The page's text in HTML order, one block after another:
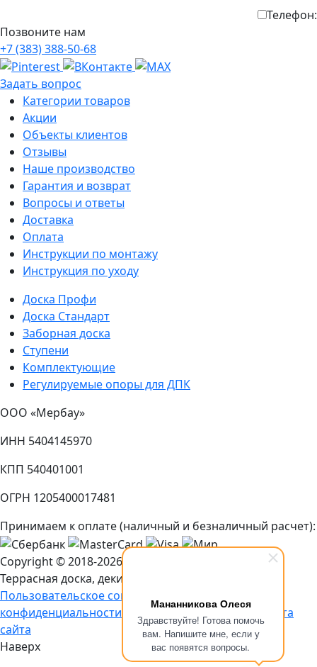
Мананникова Олеся
Здравствуйте! Готова помочь
вам. Напишите мне, если у
вас появятся вопросы.
Телефон:
Позвоните нам
+7 (383) 388-50-68
Задать вопрос
Категории товаров
Акции
Объекты клиентов
Отзывы
Наше производство
Гарантия и возврат
Вопросы и ответы
Доставка
Оплата
Инструкции по монтажу
Инструкция по уходу
Доска Профи
Доска Стандарт
Заборная доска
Ступени
Комплектующие
Регулируемые опоры для ДПК
ООО «Мербау»
ИНН 5404145970
КПП 540401001
ОГРН 1205400017481
Принимаем к оплате (наличный и безналичный расчет):
Copyright © 2018-2026 ДПК Мербау.
Террасная доска, декинг в Барнауле
Пользовательское соглашение
конфиденциальности
Мы используем Cookies
Карта
сайта
Наверх